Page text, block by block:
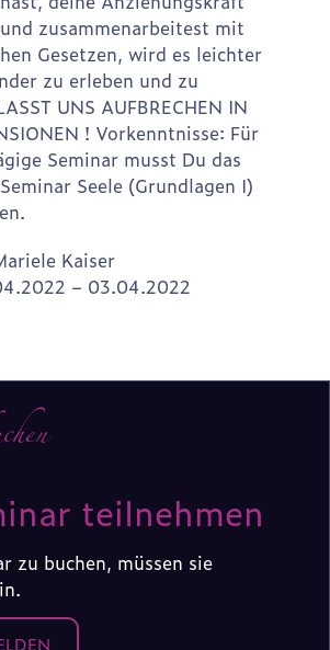
zusammenarbeitest mit
Gesetzen, wird es leichter
zu erleben und zu
UNS AUFBRECHEN IN
! Vorkenntnisse: Für
Seminar musst Du das
Seele (Grundlagen I)
Kaiser
– 03.04.2022
teilnehmen
zu buchen, müssen sie